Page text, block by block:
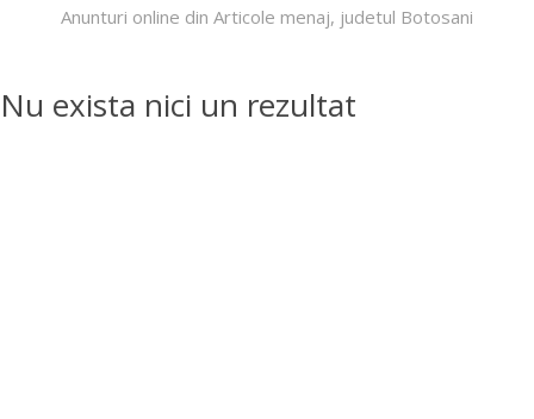
Anunturi online din Articole menaj, judetul Botosani
Nu exista nici un rezultat